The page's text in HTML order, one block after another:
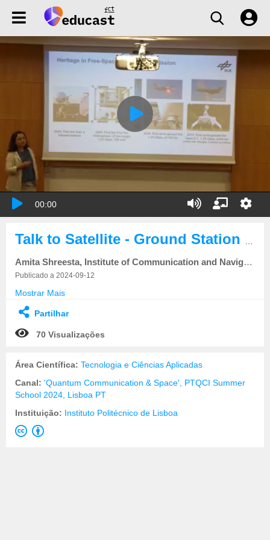
00:00
Amita Shreesta, Institute of Communication and Navigation, German Aerospace Center (DLR), DE
Publicado a 2024-09-12
Mostrar Mais
Partilhar
70 Visualizações
Área Científica: Tecnologia e Ciências Aplicadas
Canal: 'Quantum Communication & Space', PTQCI Summer
School 2024, Lisboa PT
Instituição: Instituto Politécnico de Lisboa